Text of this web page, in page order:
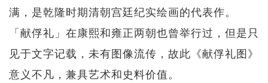
满，是乾隆时期清朝宫廷纪实绘画的代表作。
「献俘礼」在康熙和雍正两朝也曾举行过，但是只
见于文字记载，未有图像流传，故此《献俘礼图》
意义不凡，兼具艺术和史料价值。